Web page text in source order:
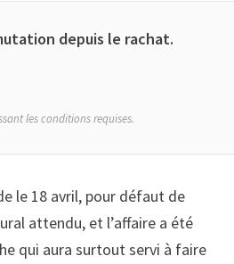
depuis le rachat.
les conditions requises.
le 18 avril, pour défaut de
attendu, et l’affaire a été
qui aura surtout servi à faire